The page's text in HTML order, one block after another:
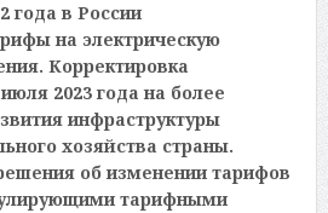
года в России
на электрическую
Корректировка
2023 года на более
инфраструктуры
хозяйства страны.
об изменении тарифов
тарифными